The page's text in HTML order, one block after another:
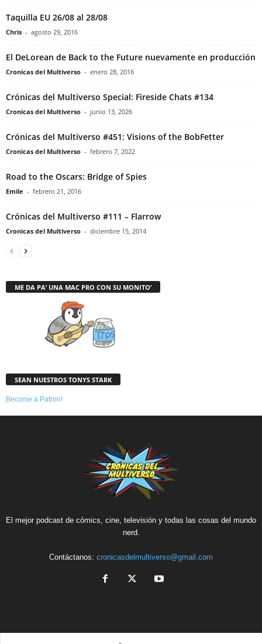
Taquilla EU 26/08 al 28/08
Chris - agosto 29, 2016
El DeLorean de Back to the Future nuevamente en producción
Cronicas del Multiverso - enero 28, 2016
Crónicas del Multiverso Special: Fireside Chats #134
Cronicas del Multiverso - junio 13, 2026
Crónicas del Multiverso #451: Visions of the BobFetter
Cronicas del Multiverso - febrero 7, 2022
Road to the Oscars: Bridge of Spies
Emile - febrero 21, 2016
Crónicas del Multiverso #111 – Flarrow
Cronicas del Multiverso - diciembre 15, 2014
ME DA PA’ UNA MAC PRO CON SU MONITO’
SEAN NUESTROS TONYS STARK
Become a Patron!
El mejor podcast de cómics, cine, televisión y todas las cosas del mundo
nerd.
Contáctanos: cronicasdelmultiverso@gmail.com